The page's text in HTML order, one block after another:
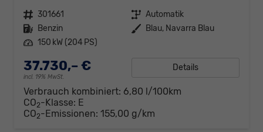
Fahrzeugnr. 301661 Getriebe Automatik
Kraftstoff Benzin Außenfarbe Blau, Navarra Blau
Leistung 150 kW (204 PS)
37.730,– €
incl. 19% MwSt.
Details
Verbrauch kombiniert: 6,80 l/100km
CO2-Klasse: E
CO2-Emissionen: 155,00 g/km